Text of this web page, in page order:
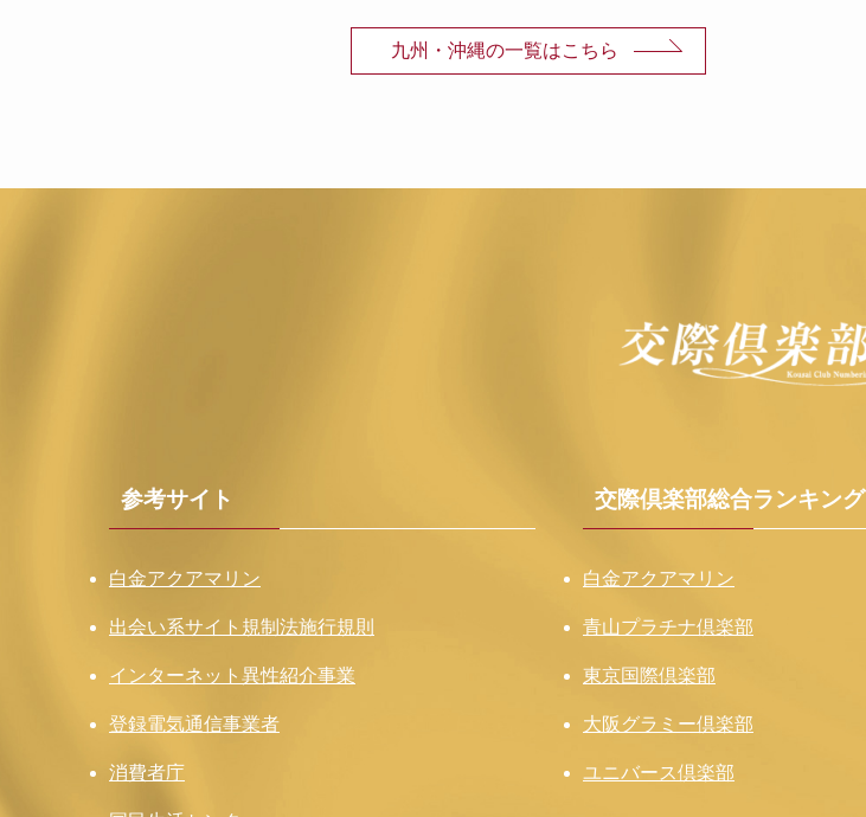
九州・沖縄の一覧はこちら
参考サイト
白金アクアマリン
出会い系サイト規制法施行規則
インターネット異性紹介事業
登録電気通信事業者
消費者庁
交際倶楽部総合ランキング
白金アクアマリン
青山プラチナ倶楽部
東京国際倶楽部
大阪グラミー倶楽部
ユニバース倶楽部